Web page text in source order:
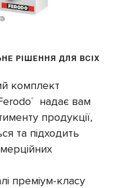
РІШЕННЯ ДЛЯ ВСІХ
комплект
®
надає вам
продукції,
та підходить
преміум-класу